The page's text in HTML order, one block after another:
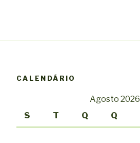
CALENDÁRIO
Agosto 2026
S
T Q Q